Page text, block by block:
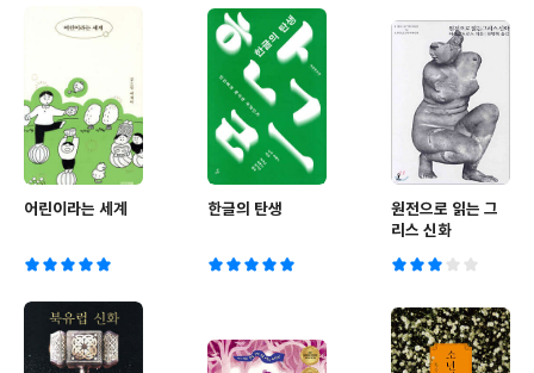
어린이라는 세계 한글의 탄생
원전으로 읽는 그
리스 신화